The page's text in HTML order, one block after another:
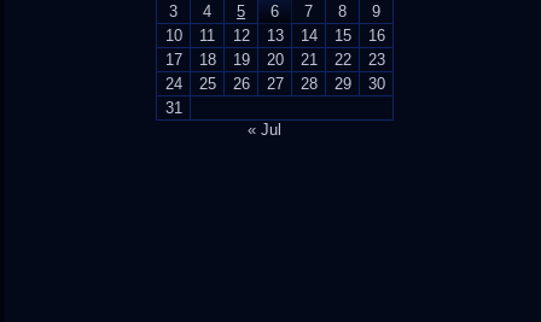
3
4 5 6 7 8
9
10
11 12 13 14 15
16
17
18 19 20 21 22
23
24
25 26 27 28 29
30
31
« Jul